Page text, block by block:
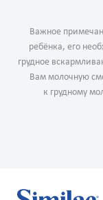
Важное
ребёнка, его
грудное
Вам молочную
к грудному